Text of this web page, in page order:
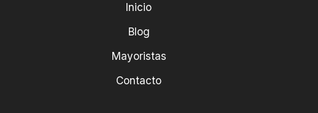
Inicio
Blog
Mayoristas
Contacto